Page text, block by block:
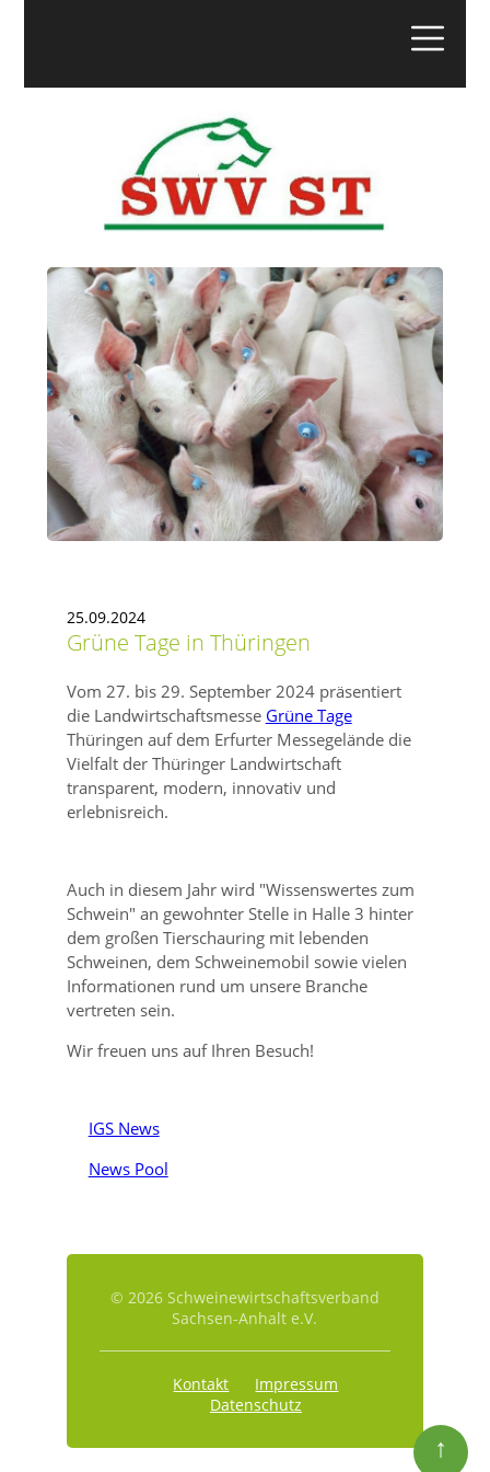
25.09.2024
Grüne Tage in Thüringen
Vom 27. bis 29. September 2024 präsentiert
die Landwirtschaftsmesse Grüne Tage
Thüringen auf dem Erfurter Messegelände die
Vielfalt der Thüringer Landwirtschaft
transparent, modern, innovativ und
erlebnisreich.
Auch in diesem Jahr wird Wissenswertes zum
Schwein an gewohnter Stelle in Halle 3 hinter
dem großen Tierschauring mit lebenden
Schweinen, dem Schweinemobil sowie vielen
Informationen rund um unsere Branche
vertreten sein.
Wir freuen uns auf Ihren Besuch!
IGS News
News Pool
© 2026 Schweinewirtschaftsverband
Sachsen-Anhalt e.V.
Kontakt
Impressum
Datenschutz
↑